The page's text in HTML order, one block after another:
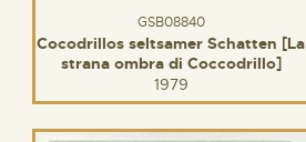
GSB08840
Cocodrillos seltsamer Schatten [La
strana ombra di Coccodrillo]
1979